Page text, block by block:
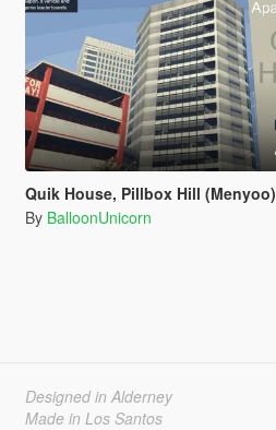
Quik House, Pillbox Hill (Menyoo)
By BalloonUnicorn
Designed in Alderney
Made in Los Santos